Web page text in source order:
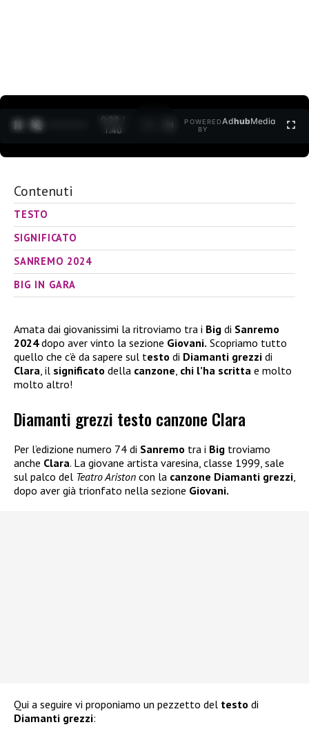
0:30 /
1:40
POWERED
BY
AdhubMedia
Contenuti
TESTO
SIGNIFICATO
SANREMO 2024
BIG IN GARA
Amata dai giovanissimi la ritroviamo tra i Big di Sanremo
2024dopo aver vinto la sezione Giovani. Scopriamo tutto
quello che c’è da sapere sul testo di Diamanti grezzi di
Clara, il significato della canzone, chi l’ha scritta e molto
molto altro!
Diamanti grezzi testo canzone Clara
Per l’edizione numero 74 di Sanremo tra i Big troviamo
anche Clara. La giovane artista varesina, classe 1999, sale
sul palco del Teatro Ariston con la canzone Diamanti grezzi,
dopo aver già trionfato nella sezione Giovani.
Qui a seguire vi proponiamo un pezzetto del testo di
Diamanti grezzi: